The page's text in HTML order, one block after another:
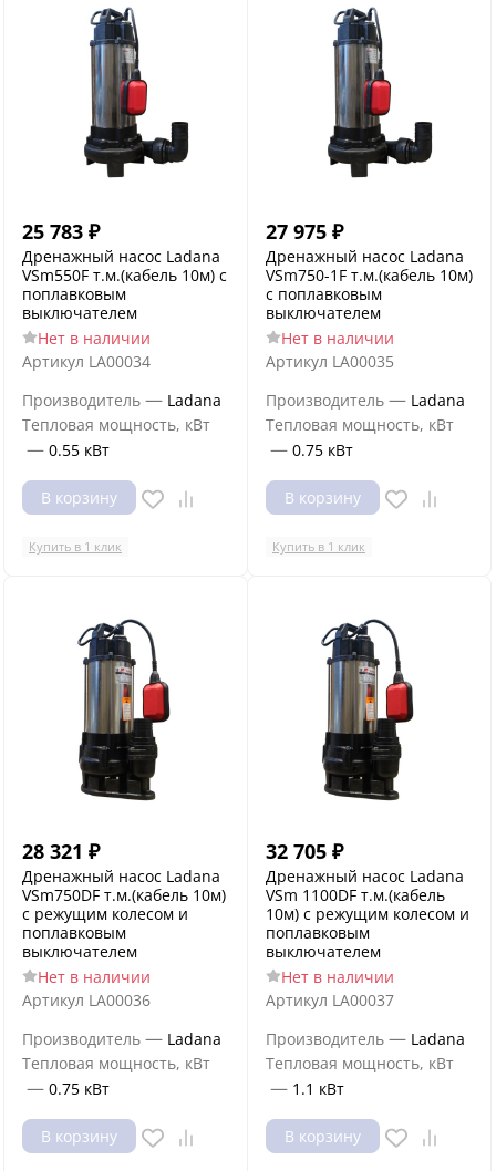
25 783 ₽
Дренажный насос Ladana
VSm550F т.м.(кабель 10м) с
поплавковым
выключателем
Нет в наличии
Артикул LA00034
Производитель — Ladana
Тепловая мощность, кВт
— 0.55 кВт
В корзину
Купить в 1 клик
27 975 ₽
Дренажный насос Ladana
VSm750-1F т.м.(кабель 10м)
с поплавковым
выключателем
Нет в наличии
Артикул LA00035
Производитель — Ladana
Тепловая мощность, кВт
— 0.75 кВт
В корзину
Купить в 1 клик
28 321 ₽
Дренажный насос Ladana
VSm750DF т.м.(кабель 10м)
с режущим колесом и
поплавковым
выключателем
Нет в наличии
Артикул LA00036
Производитель — Ladana
Тепловая мощность, кВт
— 0.75 кВт
В корзину
32 705 ₽
Дренажный насос Ladana
VSm 1100DF т.м.(кабель
10м) с режущим колесом и
поплавковым
выключателем
Нет в наличии
Артикул LA00037
Производитель — Ladana
Тепловая мощность, кВт
— 1.1 кВт
В корзину